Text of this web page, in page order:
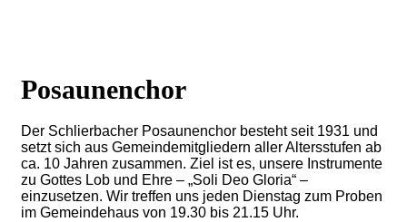
Posaunenchor
Der Schlierbacher Posaunenchor besteht seit 1931 und
setzt sich aus Gemeindemitgliedern aller Altersstufen ab
ca. 10 Jahren zusammen. Ziel ist es, unsere Instrumente
zu Gottes Lob und Ehre – „Soli Deo Gloria“ –
einzusetzen. Wir treffen uns jeden Dienstag zum Proben
im Gemeindehaus von 19.30 bis 21.15 Uhr.